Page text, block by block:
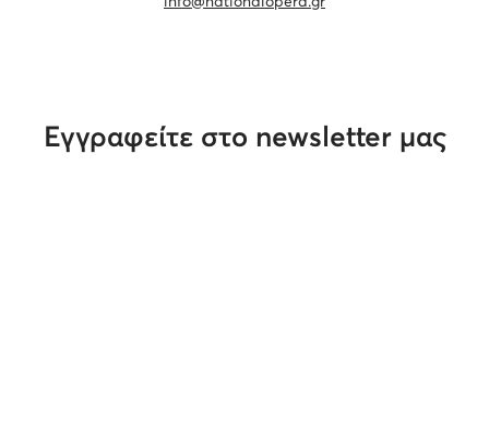
Εγγραφείτε στο newsletter μας